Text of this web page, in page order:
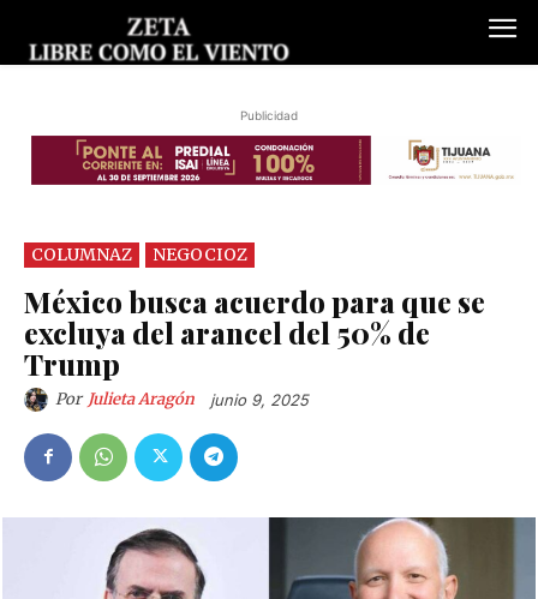
Publicidad
COLUMNAZ NEGOCIOZ
México busca acuerdo para que se
excluya del arancel del 50% de
Trump
Por Julieta Aragón junio 9, 2025